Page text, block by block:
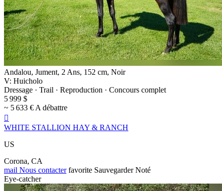
Andalou, Jument, 2 Ans, 152 cm, Noir
V: Huicholo
Dressage · Trail · Reproduction · Concours complet
5 999 $
~ 5 633 € A débattre

WHITE STALLION HAY & RANCH
US
Corona, CA
mail Nous contacter favorite Sauvegarder Noté
Eye-catcher